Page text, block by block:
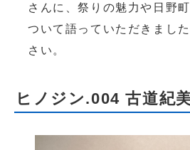
さんに、祭りの魅力や日野
ついて語っていただきまし
さい。
ヒノジン.004 古道紀